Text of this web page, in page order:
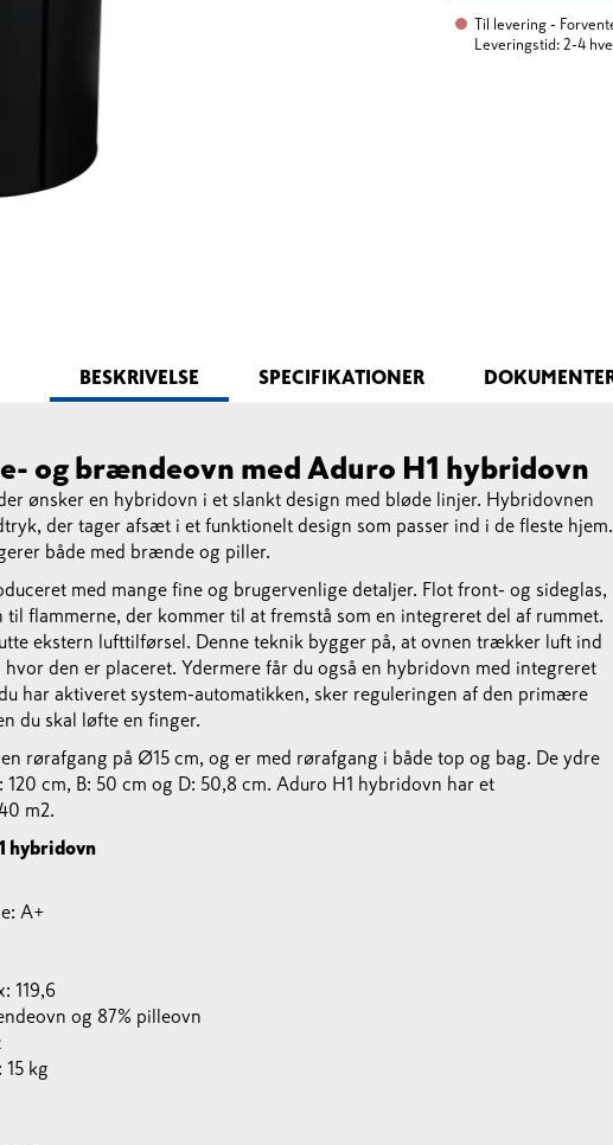
Til levering -
Leveringstid: 2-4
BESKRIVELSE SPECIFIKATIONER
og brændeovn med Aduro H1 hybridovn
ønsker en hybridovn i et slankt design med bløde linjer. Hybridovnen
der tager afsæt i et funktionelt design som passer ind i de fleste hjem.
både med brænde og piller.
med mange fine og brugervenlige detaljer. Flot front- og sideglas,
flammerne, der kommer til at fremstå som en integreret del af rummet.
ekstern lufttilførsel. Denne teknik bygger på, at ovnen trækker luft ind
den er placeret. Ydermere får du også en hybridovn med integreret
har aktiveret system-automatikken, sker reguleringen af den primære
du skal løfte en finger.
rørafgang på Ø15 cm, og er med rørafgang i både top og bag. De ydre
cm, B: 50 cm og D: 50,8 cm. Aduro H1 hybridovn har et
m2.
hybridovn
A+
119,6
og 87% pilleovn
kg